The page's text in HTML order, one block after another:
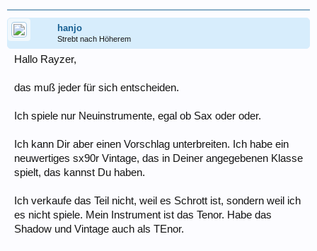
hanjo
Strebt nach Höherem
Hallo Rayzer,
das muß jeder für sich entscheiden.
Ich spiele nur Neuinstrumente, egal ob Sax oder oder.
Ich kann Dir aber einen Vorschlag unterbreiten. Ich habe ein
neuwertiges sx90r Vintage, das in Deiner angegebenen Klasse
spielt, das kannst Du haben.
Ich verkaufe das Teil nicht, weil es Schrott ist, sondern weil ich
es nicht spiele. Mein Instrument ist das Tenor. Habe das
Shadow und Vintage auch als TEnor.